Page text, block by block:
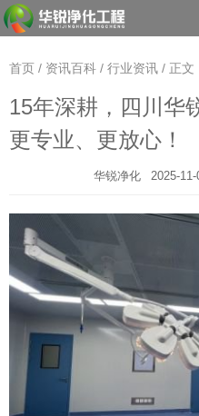
首页 / 资讯百科 / 行业资讯 / 正文
15年深耕，四川华
更专业、更放心！
华锐净化 2025-